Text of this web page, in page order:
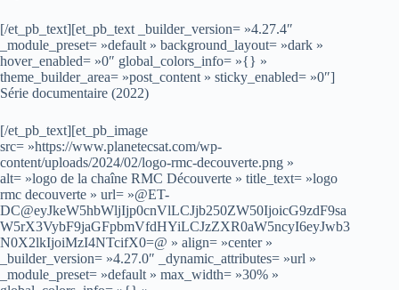
[/et_pb_text][et_pb_text _builder_version= »4.27.4″
_module_preset= »default » background_layout= »dark »
hover_enabled= »0″ global_colors_info= »{} »
theme_builder_area= »post_content » sticky_enabled= »0″]
Série documentaire (2022)
[/et_pb_text][et_pb_image
src= »https://www.planetecsat.com/wp-
content/uploads/2024/02/logo-rmc-decouverte.png »
alt= »logo de la chaîne RMC Découverte » title_text= »logo
rmc decouverte » url= »@ET-
DC@eyJkeW5hbWljIjp0cnVlLCJjb250ZW50IjoicG9zdF9sa
W5rX3VybF9jaGFpbmVfdHYiLCJzZXR0aW5ncyI6eyJwb3
N0X2lkIjoiMzI4NTcifX0=@ » align= »center »
_builder_version= »4.27.0″ _dynamic_attributes= »url »
_module_preset= »default » max_width= »30% »